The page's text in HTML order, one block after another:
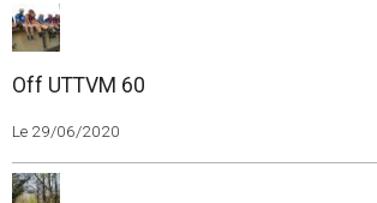
Off UTTVM 60
Le 29/06/2020